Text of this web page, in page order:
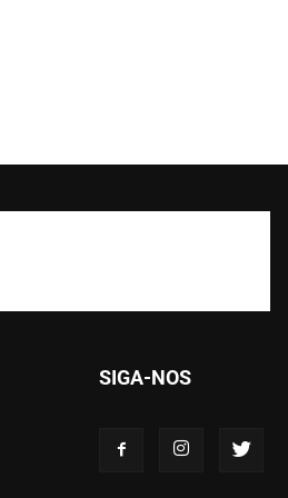
SIGA-NOS